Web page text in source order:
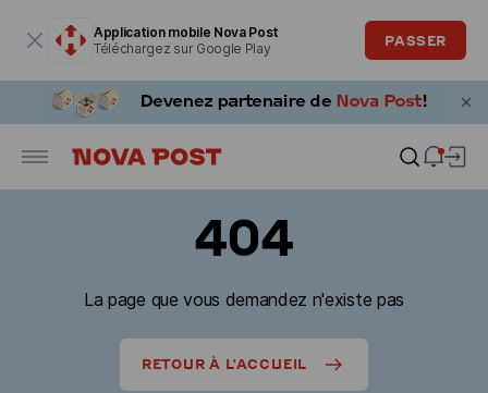
Application mobile Nova Post
Téléchargez sur Google Play
PASSER
404
La page que vous demandez n'existe pas
RETOUR À L'ACCUEIL